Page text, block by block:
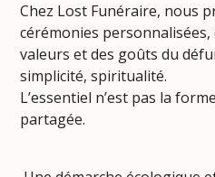
Chez Lost Funéraire, nous
cérémonies
valeurs et des goûts du
simplicité, spiritualité.
L’essentiel n’est pas la
partagée.